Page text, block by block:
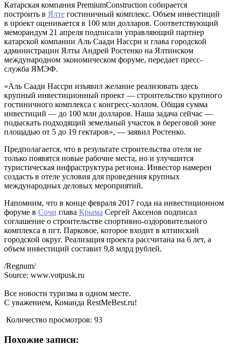
Катарская компания PremiumConstruction собирается
построить в Ялте гостиничный комплекс. Объем инвестиций
в проект оценивается в 100 млн долларов. Соответствующий
меморандум 21 апреля подписали управляющий партнер
катарской компании Аль Саади Нассри и глава городской
администрации Ялты Андрей Ростенко на Ялтинском
международном экономическом форуме, передает пресс-
служба ЯМЭФ.
«Аль Саади Нассри изъявил желание реализовать здесь
крупный инвестиционный проект — строительство крупного
гостиничного комплекса с конгресс-холлом. Общая сумма
инвестиций — до 100 млн долларов. Наша задача сейчас —
подыскать подходящий земельный участок в береговой зоне
площадью от 5 до 19 гектаров», — заявил Ростенко.
Предполагается, что в результате строительства отеля не
только появятся новые рабочие места, но и улучшится
туристическая инфраструктура региона. Инвестор намерен
создасть в отеле условия для проведения крупных
международных деловых мероприятий.
Напомним, что в конце февраля 2017 года на инвестиционном
форуме в Сочи глава Крыма Сергей Аксенов подписал
соглашение о строительстве спортивно-оздоровительного
комплекса в пгт. Парковое, которое входит в ялтинский
городской округ. Реализация проекта рассчитана на 6 лет, а
объем инвестиций составит 9,8 млрд рублей.
/Regnum/
Source: www.votpusk.ru
Все новости туризма в одном месте.
С уважением, Команда RestMeBest.ru!
Количество просмотров: 93
Похожие записи: